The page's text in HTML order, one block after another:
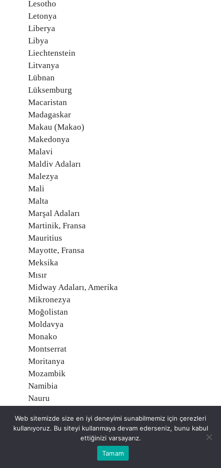
Lesotho
Letonya
Liberya
Libya
Liechtenstein
Litvanya
Lübnan
Lüksemburg
Macaristan
Madagaskar
Makau (Makao)
Makedonya
Malavi
Maldiv Adaları
Malezya
Mali
Malta
Marşal Adaları
Martinik, Fransa
Mauritius
Mayotte, Fransa
Meksika
Mısır
Midway Adaları, Amerika
Mikronezya
Moğolistan
Moldavya
Monako
Montserrat
Moritanya
Mozambik
Namibia
Nauru
Nijer
Nijerya
Web sitemizde size en iyi deneyimi sunabilmemiz için çerezleri
kullanıyoruz. Bu siteyi kullanmaya devam ederseniz, bunu kabul
ettiğinizi varsayarız.
Tamam